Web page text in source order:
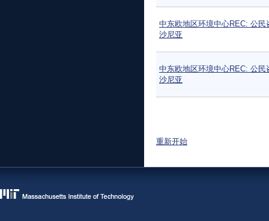
中东欧地区环境中心REC: 公民
沙尼亚
中东欧地区环境中心REC: 公民
沙尼亚
重新开始